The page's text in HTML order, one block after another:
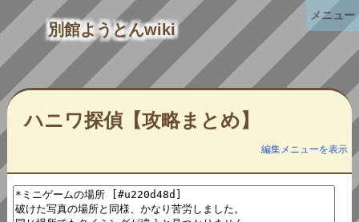
別館ようとんwiki
ハニワ探偵【攻略まとめ】
編集メニューを表示
メニュー